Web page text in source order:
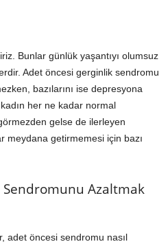
Bunlar günlük yaşantıyı olumsuz
Adet öncesi gerginlik sendromu
bazılarını ise depresyona
her ne kadar normal
gelse de ilerleyen
meydana getirmemesi için bazı
Azaltmak
adet öncesi sendromu nasıl